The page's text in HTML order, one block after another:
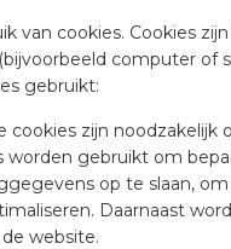
van cookies. Cookies
computer of
gebruikt:
cookies zijn
gebruikt om
op te slaan,
Daarnaast
website.